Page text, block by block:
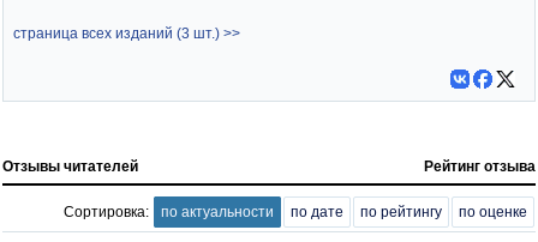
страница всех изданий (3 шт.) >>
Отзывы читателей Рейтинг отзыва
Сортировка: по актуальности по дате по рейтингу по оценке